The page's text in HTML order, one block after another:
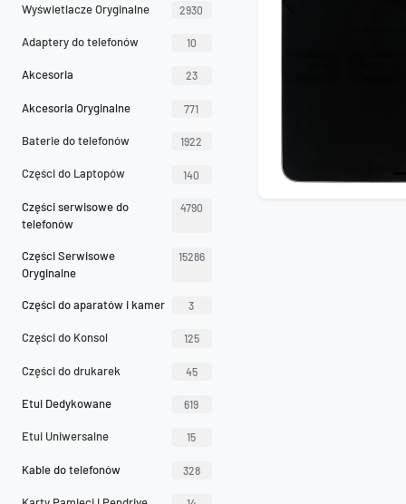
Wyświetlacze Oryginalne 2930
Adaptery do telefonów 10
Akcesoria 23
Akcesoria Oryginalne 771
Baterie do telefonów 1922
Części do Laptopów 140
Części serwisowe do
telefonów
4790
Części Serwisowe
Oryginalne
15286
Części do aparatów i kamer 3
Części do Konsol 125
Części do drukarek 45
Etui Dedykowane 619
Etui Uniwersalne 15
Kable do telefonów 328